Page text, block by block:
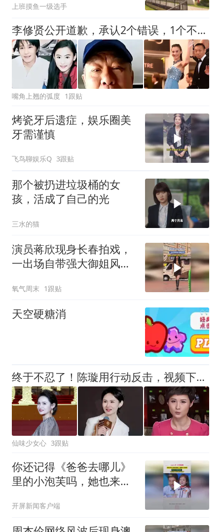
上班摸鱼一级选手
李修贤公开道歉，承认2个错误，1个不争事实，原来张柏芝没撒谎
嘴角上翘的弧度 1跟贴
烤瓷牙后遗症，娱乐圈美
牙需谨慎
飞鸟聊娱乐Q 3跟贴
那个被扔进垃圾桶的女
孩，活成了自己的光
三水的猫
演员蒋欣现身长春拍戏，
一出场自带强大御姐风
机，没带一点美颜
氧气周末 1跟贴
天空硬糖消
终于不忍了！陈璇用行动反击，视频下架、硬刚维权，这下麻烦大了
仙味少女心 3跟贴
你还记得《爸爸去哪儿》
里的小泡芙吗，她也来云
像是开空调”#云南又双叒
火了 #云南只打滇峰赛 #
开屏新闻客户端